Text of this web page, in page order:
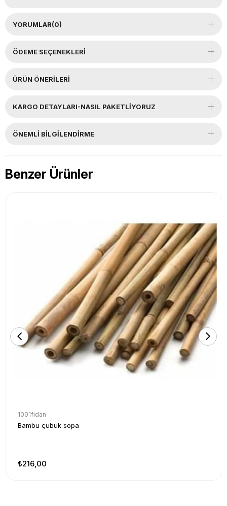
YORUMLAR(0)
ÖDEME SEÇENEKLERI
ÜRÜN ÖNERILERI
KARGO DETAYLARI-NASIL PAKETLİYORUZ
ÖNEMLI BILGILENDIRME
Benzer Ürünler
1001fidan
Bambu çubuk sopa
₺216,00